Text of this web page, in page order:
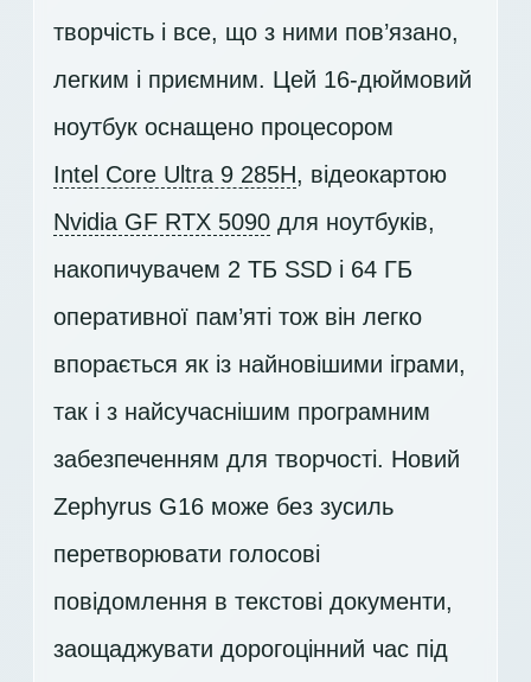
творчість і все, що з ними пов’язано,
легким і приємним. Цей 16-дюймовий
ноутбук оснащено процесором
Intel Core Ultra 9 285H, відеокартою
Nvidia GF RTX 5090 для ноутбуків,
накопичувачем 2 ТБ SSD і 64 ГБ
оперативної пам’яті тож він легко
впорається як із найновішими іграми,
так і з найсучаснішим програмним
забезпеченням для творчості. Новий
Zephyrus G16 може без зусиль
перетворювати голосові
повідомлення в текстові документи,
заощаджувати дорогоцінний час під